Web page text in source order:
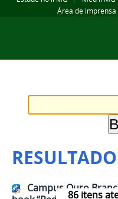
Área de imprensa
86itens
Campus Ouro